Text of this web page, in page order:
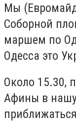
Мы
Соборной
маршем по
Одесса это
Около 15.30,
Афины в нашу